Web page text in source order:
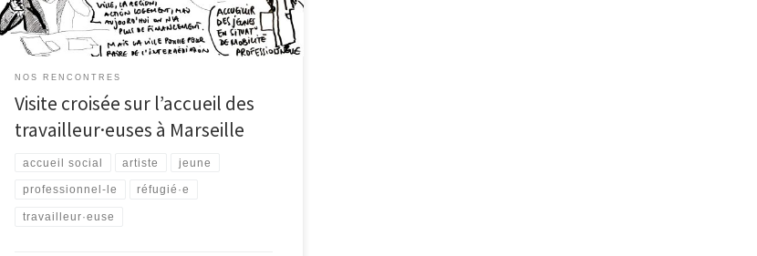
contrats courts, apprenti·es, […]
NOS RENCONTRES
Visite croisée sur l’accueil des
travailleur·euses à Marseille
accueil social artiste jeune
professionnel-le réfugié·e
travailleur·euse